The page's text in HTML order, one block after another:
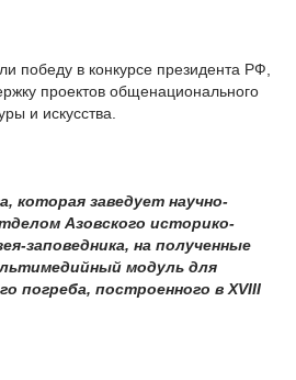
победу в конкурсе президента РФ,
проектов общенационального
и искусства.
которая заведует научно-
Азовского историко-
заповедника, на полученные
модуль для
погреба, построенного в XVIII